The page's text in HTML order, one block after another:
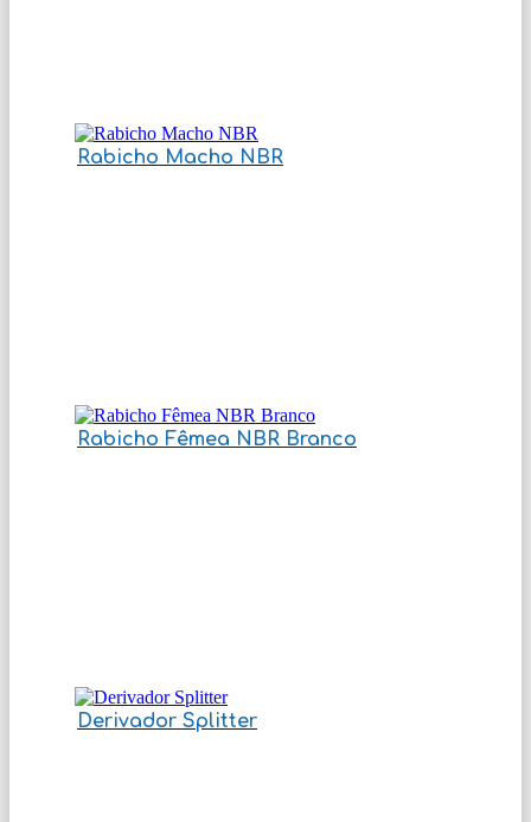
Rabicho Macho NBR
Rabicho Fêmea NBR Branco
Derivador Splitter